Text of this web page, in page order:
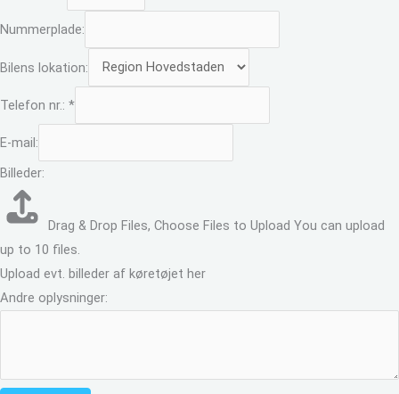
Nummerplade:
Bilens lokation:
Telefon nr.: *
E-mail:
Billeder:
Drag & Drop Files, Choose Files to Upload You can upload
up to 10 files.
Upload evt. billeder af køretøjet her
Andre oplysninger: